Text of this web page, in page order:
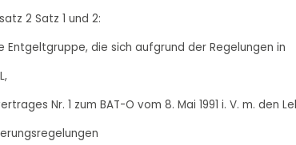
2 Satz 1 und 2:
Entgeltgruppe, die sich aufgrund der Regelungen in
Nr. 1 zum BAT-O vom 8. Mai 1991 i. V. m. den